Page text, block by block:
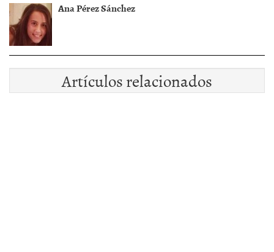
Ana Pérez Sánchez
Artículos relacionados